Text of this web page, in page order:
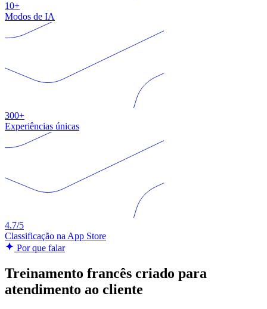
10+
Modos de IA
300+
Experiências únicas
4.7/5
Classificação na App Store
Por que falar
Treinamento francês criado para
atendimento ao cliente